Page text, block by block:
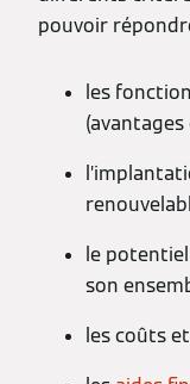
pouvoir
les
le
son
les coûts